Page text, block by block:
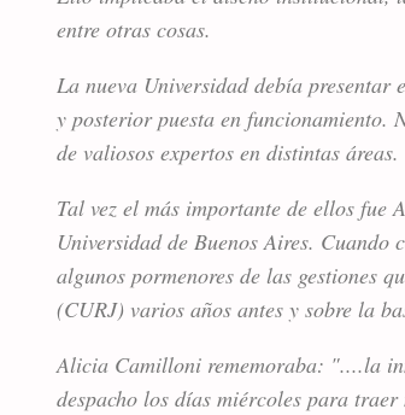
entre otras cosas.
La nueva Universidad debía
y posterior puesta en funcionamiento.
de valiosos expertos en distintas áreas.
Tal vez el más importante de ellos
Universidad de Buenos Aires.
algunos pormenores de las gestiones
(CURJ) varios años antes y sobre la
Alicia Camilloni rememoraba: "....la
despacho los días miércoles para